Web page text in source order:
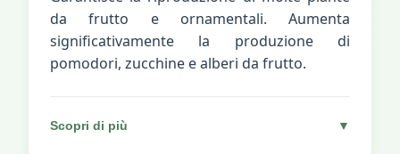
da frutto e ornamentali. Aumenta
significativamente la produzione di
pomodori, zucchine e alberi da frutto.
Scopri di più ▼